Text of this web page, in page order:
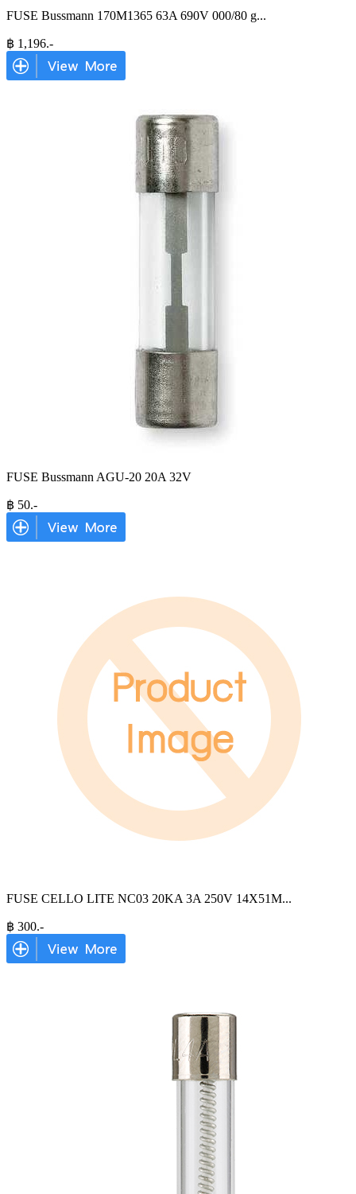
FUSE Bussmann 170M1365 63A 690V 000/80 g...
฿ 1,196.-
FUSE Bussmann AGU-20 20A 32V
฿ 50.-
FUSE CELLO LITE NC03 20KA 3A 250V 14X51M...
฿ 300.-